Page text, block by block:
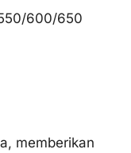
600/650
memberikan